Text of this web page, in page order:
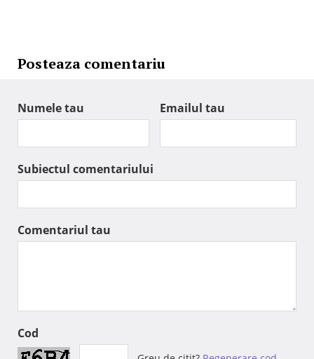
Posteaza comentariu
Numele tau Emailul tau
Subiectul comentariului
Comentariul tau
Cod